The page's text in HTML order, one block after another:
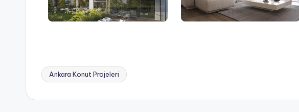
Tags:
Ankara Konut Projeleri